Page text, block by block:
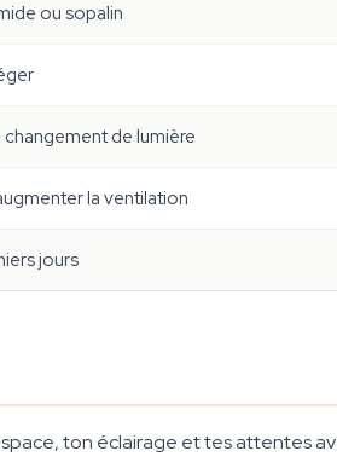
ou sopalin
de lumière
la ventilation
jours
ton éclairage et tes attentes